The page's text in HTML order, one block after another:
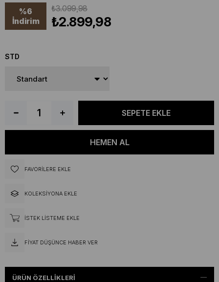
%6
İndirim
₺3.099,98
₺2.899,98
STD
FAVORILERE EKLE
KOLEKSIYONA EKLE
İSTEK LISTEME EKLE
FIYAT DÜŞÜNCE HABER VER
ÜRÜN ÖZELLIKLERI